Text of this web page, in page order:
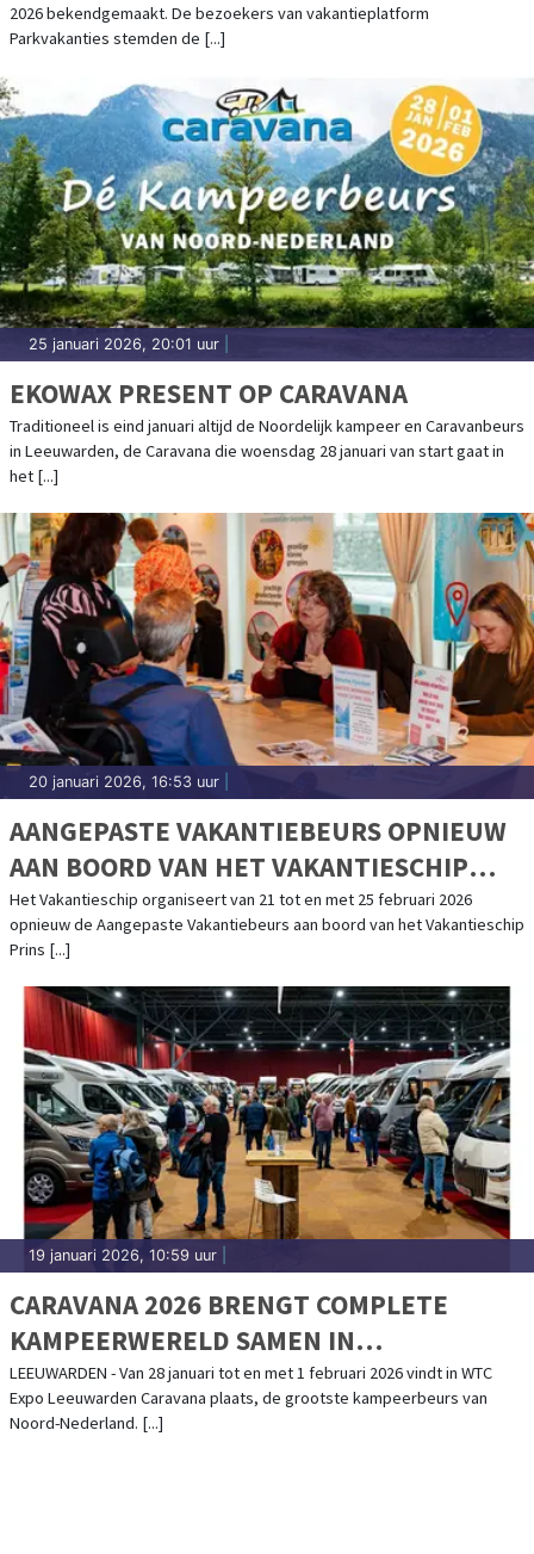
2026 bekendgemaakt. De bezoekers van vakantieplatform
Parkvakanties stemden de [...]
25 januari 2026, 20:01 uur
EKOWAX PRESENT OP CARAVANA
Traditioneel is eind januari altijd de Noordelijk kampeer en Caravanbeurs
in Leeuwarden, de Caravana die woensdag 28 januari van start gaat in
het [...]
20 januari 2026, 16:53 uur
AANGEPASTE VAKANTIEBEURS OPNIEUW
AAN BOORD VAN HET VAKANTIESCHIP
PRINS WILLEM-ALEXANDER
Het Vakantieschip organiseert van 21 tot en met 25 februari 2026
opnieuw de Aangepaste Vakantiebeurs aan boord van het Vakantieschip
Prins [...]
19 januari 2026, 10:59 uur
CARAVANA 2026 BRENGT COMPLETE
KAMPEERWERELD SAMEN IN
LEEUWARDEN
LEEUWARDEN - Van 28 januari tot en met 1 februari 2026 vindt in WTC
Expo Leeuwarden Caravana plaats, de grootste kampeerbeurs van
Noord-Nederland. [...]